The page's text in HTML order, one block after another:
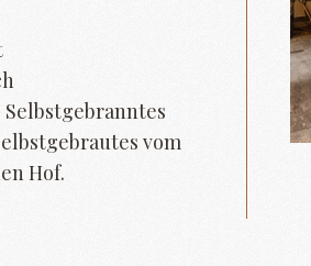
Selbstgebranntes
vom
Hof.